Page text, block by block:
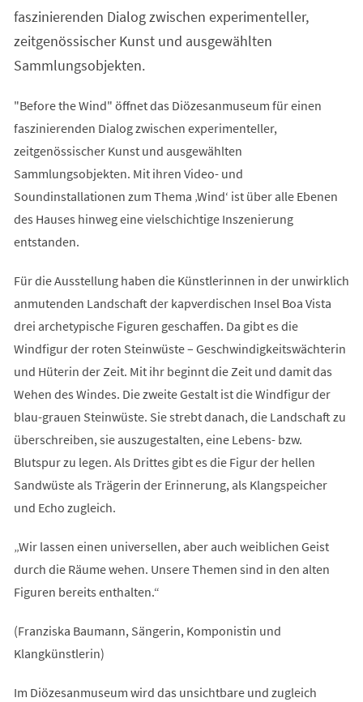
Tab)
faszinierenden Dialog zwischen experimenteller,
zeitgenössischer Kunst und ausgewählten
Sammlungsobjekten.
"Before the Wind" öffnet das Diözesanmuseum für einen
faszinierenden Dialog zwischen experimenteller,
zeitgenössischer Kunst und ausgewählten
Sammlungsobjekten. Mit ihren Video- und
Soundinstallationen zum Thema ‚Wind‘ ist über alle Ebenen
des Hauses hinweg eine vielschichtige Inszenierung
entstanden.
Für die Ausstellung haben die Künstlerinnen in der unwirklich
anmutenden Landschaft der kapverdischen Insel Boa Vista
drei archetypische Figuren geschaffen. Da gibt es die
Windfigur der roten Steinwüste – Geschwindigkeitswächterin
und Hüterin der Zeit. Mit ihr beginnt die Zeit und damit das
Wehen des Windes. Die zweite Gestalt ist die Windfigur der
blau-grauen Steinwüste. Sie strebt danach, die Landschaft zu
überschreiben, sie auszugestalten, eine Lebens- bzw.
Blutspur zu legen. Als Drittes gibt es die Figur der hellen
Sandwüste als Trägerin der Erinnerung, als Klangspeicher
und Echo zugleich.
„Wir lassen einen universellen, aber auch weiblichen Geist
durch die Räume wehen. Unsere Themen sind in den alten
Figuren bereits enthalten.“
(Franziska Baumann, Sängerin, Komponistin und
Klangkünstlerin)
Im Diözesanmuseum wird das unsichtbare und zugleich